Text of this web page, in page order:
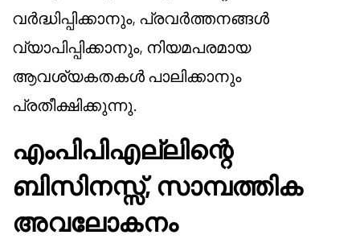
വർദ്ധിപ്പിക്കാനും, പ്രവർത്തനങ്ങൾ
വ്യാപിപ്പിക്കാനും, നിയമപരമായ
ആവശ്യകതകൾ പാലിക്കാനും
പ്രതീക്ഷിക്കുന്നു.
എംപിപിഎല്ലിന്റെ
ബിസിനസ്സ്, സാമ്പത്തിക
അവലോകനം